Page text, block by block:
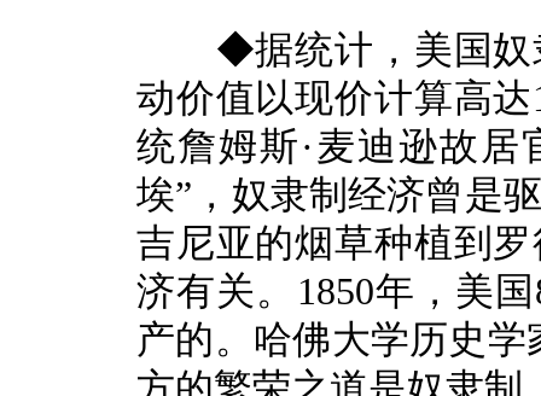
◆据统计，美国奴
动价值以现价计算高
统詹姆斯·麦迪逊故居
埃”，奴隶制经济曾是
吉尼亚的烟草种植到
济有关。1850年，美
产的。哈佛大学历史